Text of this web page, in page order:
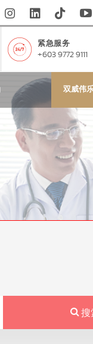
紧急服务
+603 9772 9111
双威伟
搜